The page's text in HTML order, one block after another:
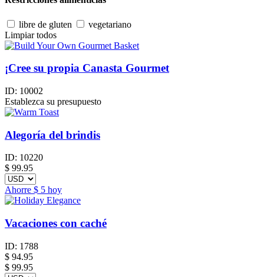
libre de gluten
vegetariano
Limpiar todos
¡Cree su propia Canasta Gourmet
ID: 10002
Establezca su presupuesto
Alegoría del brindis
ID: 10220
$ 99.95
Ahorre $ 5 hoy
Vacaciones con caché
ID: 1788
$ 94.95
$ 99.95